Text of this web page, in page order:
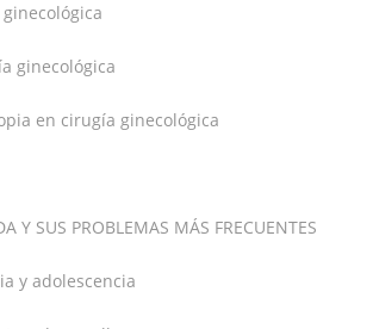
ginecológica
en cirugía ginecológica
Y SUS PROBLEMAS MÁS FRECUENTES
y adolescencia